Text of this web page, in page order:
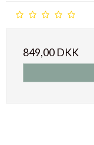
849,00 DKK